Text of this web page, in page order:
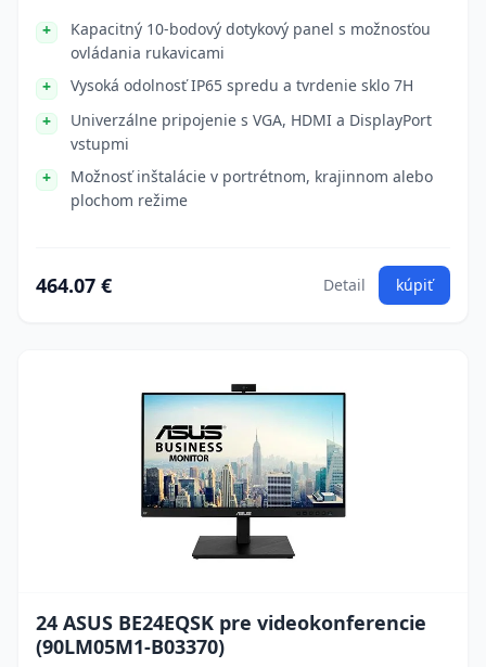
Kapacitný 10-bodový dotykový panel s možnosťou
ovládania rukavicami
Vysoká odolnosť IP65 spredu a tvrdenie sklo 7H
Univerzálne pripojenie s VGA, HDMI a DisplayPort
vstupmi
Možnosť inštalácie v portrétnom, krajinnom alebo
plochom režime
464.07 € Detail kúpiť
24 ASUS BE24EQSK pre videokonferencie
(90LM05M1-B03370)